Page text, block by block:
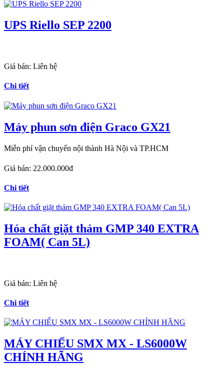
UPS Riello SEP 2200
Giá bán: Liên hệ
Chi tiết
Máy phun sơn điện Graco GX21
Miễn phí vận chuyển nội thành Hà Nội và TP.HCM
Giá bán: 22.000.000đ
Chi tiết
Hóa chất giặt thảm GMP 340 EXTRA
FOAM( Can 5L)
Giá bán: Liên hệ
Chi tiết
MÁY CHIẾU SMX MX - LS6000W
CHÍNH HÃNG